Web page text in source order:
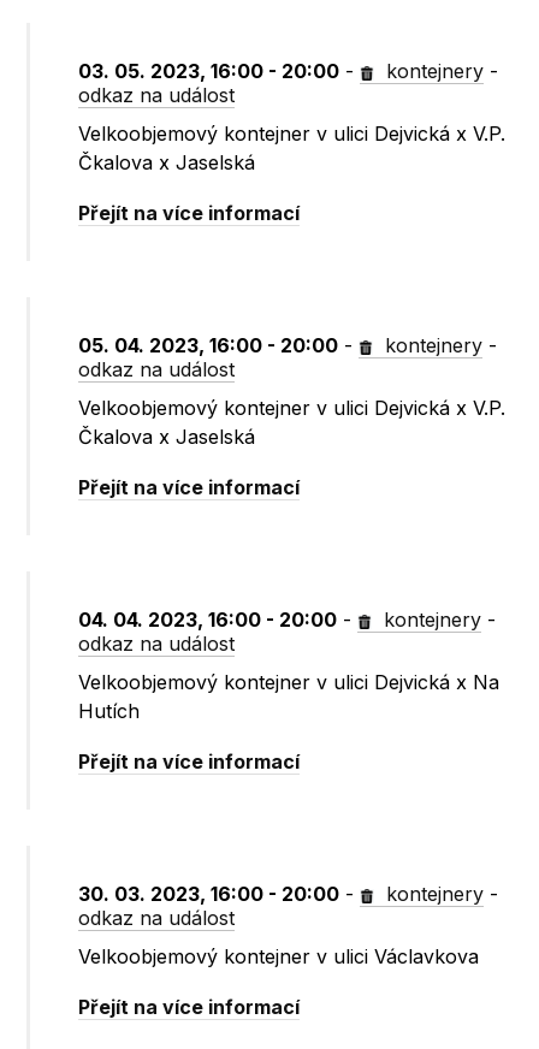
03. 05. 2023, 16:00 - 20:00 - kontejnery -
odkaz na událost
Velkoobjemový kontejner v ulici Dejvická x V.P.
Čkalova x Jaselská
Přejít na více informací
05. 04. 2023, 16:00 - 20:00 - kontejnery -
odkaz na událost
Velkoobjemový kontejner v ulici Dejvická x V.P.
Čkalova x Jaselská
Přejít na více informací
04. 04. 2023, 16:00 - 20:00 - kontejnery -
odkaz na událost
Velkoobjemový kontejner v ulici Dejvická x Na
Hutích
Přejít na více informací
30. 03. 2023, 16:00 - 20:00 - kontejnery -
odkaz na událost
Velkoobjemový kontejner v ulici Václavkova
Přejít na více informací